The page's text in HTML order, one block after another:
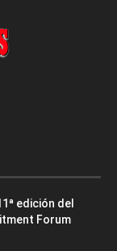
edición del
Forum